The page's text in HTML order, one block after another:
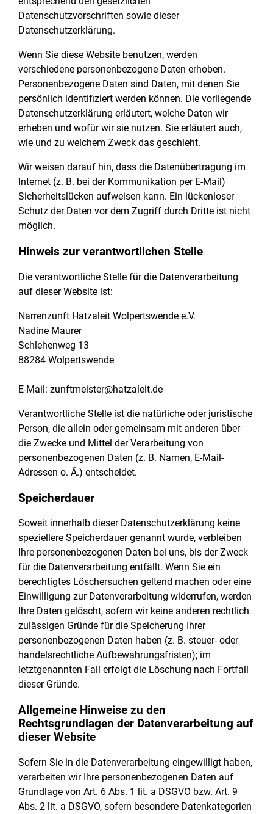
Datenschutzvorschriften sowie dieser
Datenschutzerklärung.
Wenn Sie diese Website benutzen, werden
verschiedene personenbezogene Daten erhoben.
Personenbezogene Daten sind Daten, mit denen Sie
persönlich identifiziert werden können. Die vorliegende
Datenschutzerklärung erläutert, welche Daten wir
erheben und wofür wir sie nutzen. Sie erläutert auch,
wie und zu welchem Zweck das geschieht.
Wir weisen darauf hin, dass die Datenübertragung im
Internet (z. B. bei der Kommunikation per E-Mail)
Sicherheitslücken aufweisen kann. Ein lückenloser
Schutz der Daten vor dem Zugriff durch Dritte ist nicht
möglich.
Hinweis zur verantwortlichen Stelle
Die verantwortliche Stelle für die Datenverarbeitung
auf dieser Website ist:
Narrenzunft Hatzaleit Wolpertswende e.V.
Nadine Maurer
Schlehenweg 13
88284 Wolpertswende
E-Mail: zunftmeister@hatzaleit.de
Verantwortliche Stelle ist die natürliche oder juristische
Person, die allein oder gemeinsam mit anderen über
die Zwecke und Mittel der Verarbeitung von
personenbezogenen Daten (z. B. Namen, E-Mail-
Adressen o. Ä.) entscheidet.
Speicherdauer
Soweit innerhalb dieser Datenschutzerklärung keine
speziellere Speicherdauer genannt wurde, verbleiben
Ihre personenbezogenen Daten bei uns, bis der Zweck
für die Datenverarbeitung entfällt. Wenn Sie ein
berechtigtes Löschersuchen geltend machen oder eine
Einwilligung zur Datenverarbeitung widerrufen, werden
Ihre Daten gelöscht, sofern wir keine anderen rechtlich
zulässigen Gründe für die Speicherung Ihrer
personenbezogenen Daten haben (z. B. steuer- oder
handelsrechtliche Aufbewahrungsfristen); im
letztgenannten Fall erfolgt die Löschung nach Fortfall
dieser Gründe.
Allgemeine Hinweise zu den
Rechtsgrundlagen der Datenverarbeitung auf
dieser Website
Sofern Sie in die Datenverarbeitung eingewilligt haben,
verarbeiten wir Ihre personenbezogenen Daten auf
Grundlage von Art. 6 Abs. 1 lit. a DSGVO bzw. Art. 9
Abs. 2 lit. a DSGVO, sofern besondere Datenkategorien